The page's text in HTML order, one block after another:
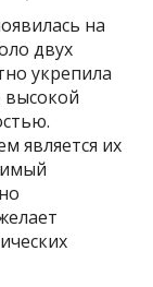
на
двух
укрепила
высокой
является их